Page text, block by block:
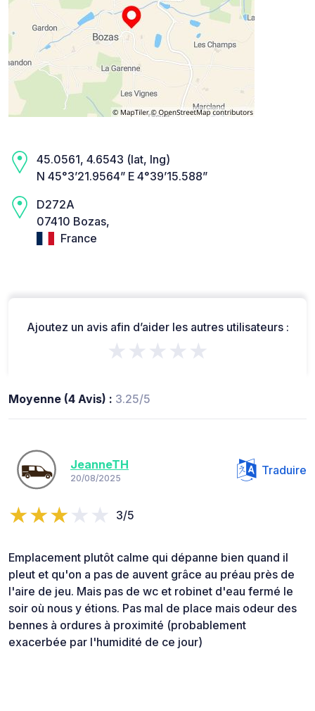
45.0561, 4.6543 (lat, lng)
N 45°3’21.9564” E 4°39’15.588”
D272A
07410 Bozas,
France
Ajoutez un avis afin d’aider les autres utilisateurs :
★★★★★
Moyenne (4 Avis) : 3.25/5
JeanneTH
20/08/2025
Traduire
3/5
Emplacement plutôt calme qui dépanne bien quand il
pleut et qu'on a pas de auvent grâce au préau près de
l'aire de jeu. Mais pas de wc et robinet d'eau fermé le
soir où nous y étions. Pas mal de place mais odeur des
bennes à ordures à proximité (probablement
exacerbée par l'humidité de ce jour)